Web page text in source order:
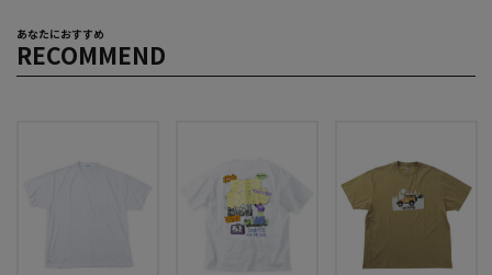
あなたにおすすめ
RECOMMEND